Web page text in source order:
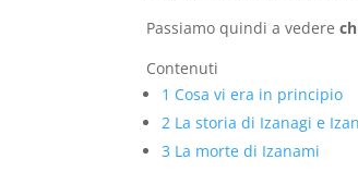
Passiamo quindi a vedere
Contenuti
1 Cosa vi era in principio
2 La storia di Izanagi e
3 La morte di Izanami